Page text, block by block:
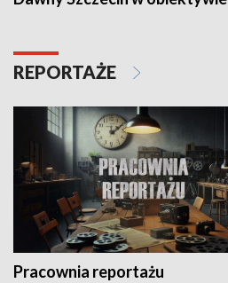
REPORTAŻE
Pracownia reportażu